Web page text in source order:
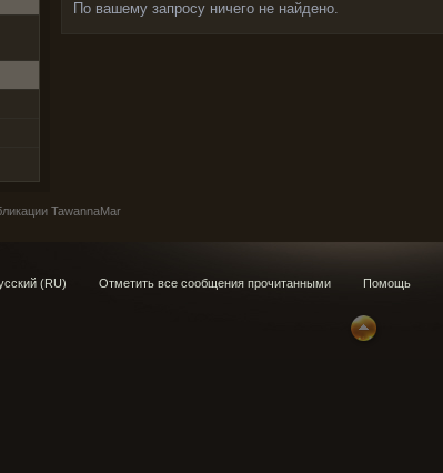
По вашему запросу ничего не найдено.
TawannaMar
(RU) Отметить все сообщения прочитанными Помощь